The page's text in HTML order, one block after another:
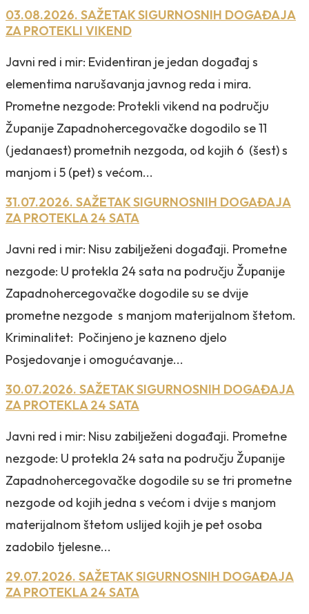
03.08.2026. SAŽETAK SIGURNOSNIH DOGAĐAJA
ZA PROTEKLI VIKEND
Javni red i mir: Evidentiran je jedan događaj s
elementima narušavanja javnog reda i mira.
Prometne nezgode: Protekli vikend na području
Županije Zapadnohercegovačke dogodilo se 11
(jedanaest) prometnih nezgoda, od kojih 6 (šest) s
manjom i 5 (pet) s većom...
31.07.2026. SAŽETAK SIGURNOSNIH DOGAĐAJA
ZA PROTEKLA 24 SATA
Javni red i mir: Nisu zabilježeni događaji. Prometne
nezgode: U protekla 24 sata na području Županije
Zapadnohercegovačke dogodile su se dvije
prometne nezgode s manjom materijalnom štetom.
Kriminalitet: Počinjeno je kazneno djelo
Posjedovanje i omogućavanje...
30.07.2026. SAŽETAK SIGURNOSNIH DOGAĐAJA
ZA PROTEKLA 24 SATA
Javni red i mir: Nisu zabilježeni događaji. Prometne
nezgode: U protekla 24 sata na području Županije
Zapadnohercegovačke dogodile su se tri prometne
nezgode od kojih jedna s većom i dvije s manjom
materijalnom štetom uslijed kojih je pet osoba
zadobilo tjelesne...
29.07.2026. SAŽETAK SIGURNOSNIH DOGAĐAJA
ZA PROTEKLA 24 SATA